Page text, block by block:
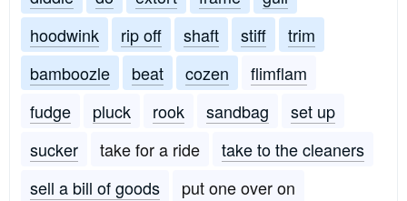
hoodwink
rip off shaft stiff
trim
bamboozle
beat cozen
flimflam
fudge
pluck rook sandbag
set up
sucker
take for a ride
take to the cleaners
sell a bill of goods
put one over on